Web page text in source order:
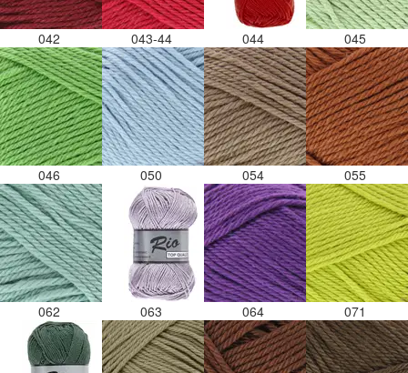
042 043-44 044 045
046 050 054 055
062 063 064 071